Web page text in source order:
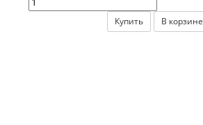
Купить В корзине